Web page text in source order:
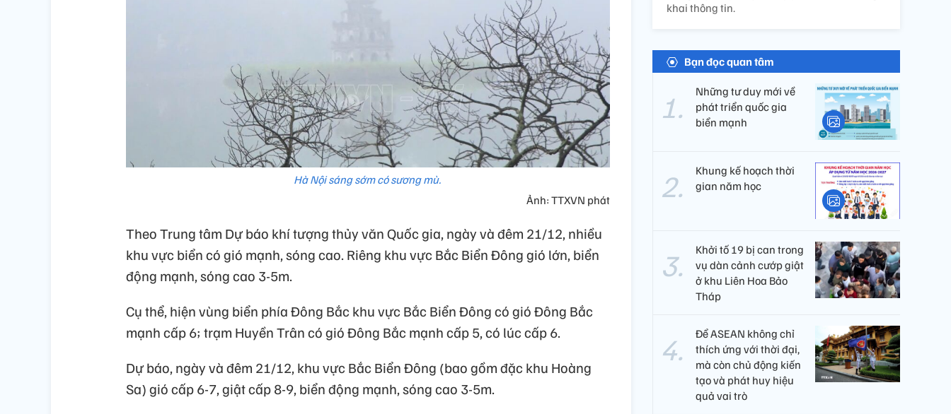
Hà Nội sáng sớm có sương mù.
Ảnh: TTXVN phát
Theo Trung tâm Dự báo khí tượng thủy văn Quốc gia, ngày và đêm 21/12, nhiều
khu vực biển có gió mạnh, sóng cao. Riêng khu vực Bắc Biển Đông gió lớn, biển
động mạnh, sóng cao 3-5m.
Cụ thể, hiện vùng biển phía Đông Bắc khu vực Bắc Biển Đông có gió Đông Bắc
mạnh cấp 6; trạm Huyền Trân có gió Đông Bắc mạnh cấp 5, có lúc cấp 6.
Dự báo, ngày và đêm 21/12, khu vực Bắc Biển Đông (bao gồm đặc khu Hoàng
Sa) gió cấp 6-7, giật cấp 8-9, biển động mạnh, sóng cao 3-5m.
khai thông tin.
Bạn đọc quan tâm
Những tư duy mới về
phát triển quốc gia
biển mạnh
Khung kế hoạch thời
gian năm học
Khởi tố 19 bị can trong
vụ dàn cảnh cướp giật
ở khu Liên Hoa Bảo
Tháp
Để ASEAN không chỉ
thích ứng với thời đại,
mà còn chủ động kiến
tạo và phát huy hiệu
quả vai trò